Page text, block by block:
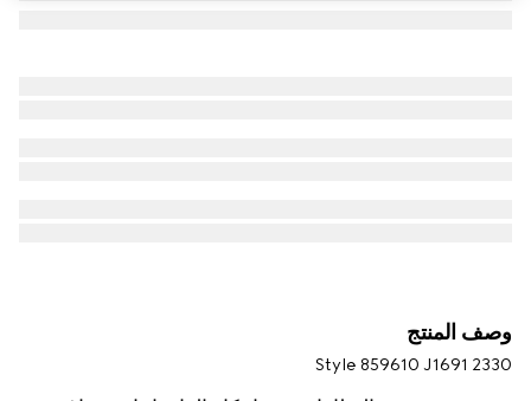
وصف المنتج
Style ‎859610 J1691 2330